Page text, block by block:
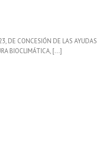
DE CONCESIÓN DE LAS AYUDAS
BIOCLIMÁTICA, […]